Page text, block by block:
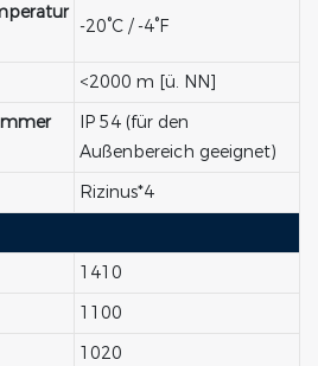
-20°C / -4°F
<2000 m [ü. NN]
IP 54 (für den
Außenbereich geeignet)
Rizinus*4
1410
1100
1020